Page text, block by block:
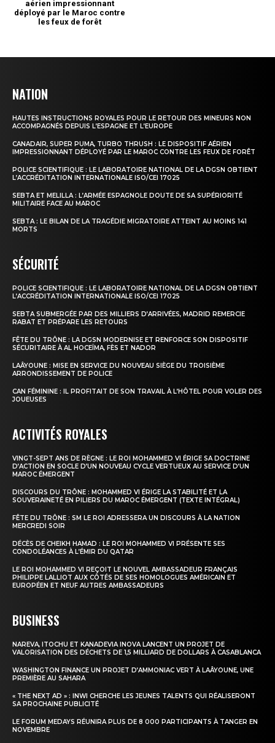
NATION
HAUTES INSTRUCTIONS ROYALES POUR LE RETOUR DES MINEURS NON
ACCOMPAGNÉS DEPUIS L’ESPAGNE ET L’EUROPE
CANADAIR, SUPER PUMA, TURBO THRUSH : LE DISPOSITIF AÉRIEN
IMPRESSIONNANT DÉPLOYÉ PAR LE MAROC CONTRE LES FEUX DE FORÊT
POLICE SCIENTIFIQUE : LE LABORATOIRE NATIONAL DE LA DGSN OBTIENT
L’ACCRÉDITATION INTERNATIONALE ISO/CEI 17025
SEBTA ET MELILLA : L’ARMÉE ESPAGNOLE DOUTE DE SA SUPÉRIORITÉ
MILITAIRE FACE AU MAROC
SEBTA : LE BILAN DE LA TRAGÉDIE MIGRATOIRE ATTEINT AU MOINS 141
MORTS
SÉCURITÉ
POLICE SCIENTIFIQUE : LE LABORATOIRE NATIONAL DE LA DGSN OBTIENT
L’ACCRÉDITATION INTERNATIONALE ISO/CEI 17025
SEBTA SUBMERGÉE PAR DES MILLIERS D’ARRIVÉES, MADRID REMERCIE
RABAT ET PRÉPARE LES RETOURS
FÊTE DU TRÔNE : LA DGSN MODERNISE ET RENFORCE SON DISPOSITIF
SÉCURITAIRE À AL HOCEÏMA, FÈS ET NADOR
LAÂYOUNE : MISE EN SERVICE DU NOUVEAU SIÈGE DU TROISIÈME
ARRONDISSEMENT DE POLICE
CAN FÉMININE : IL PROFITAIT DE SON TRAVAIL À L’HÔTEL POUR VOLER DES
JOUEUSES
ACTIVITÉS ROYALES
VINGT-SEPT ANS DE RÈGNE : LE ROI MOHAMMED VI ÉRIGE SA DOCTRINE
D’ACTION EN SOCLE D’UN NOUVEAU CYCLE VERTUEUX AU SERVICE D’UN
MAROC ÉMERGENT
DISCOURS DU TRÔNE : MOHAMMED VI ÉRIGE LA STABILITÉ ET LA
SOUVERAINETÉ EN PILIERS DU MAROC ÉMERGENT (TEXTE INTÉGRAL)
FÊTE DU TRÔNE : SM LE ROI ADRESSERA UN DISCOURS À LA NATION
MERCREDI SOIR
DÉCÈS DE CHEIKH HAMAD : LE ROI MOHAMMED VI PRÉSENTE SES
CONDOLÉANCES À L’ÉMIR DU QATAR
LE ROI MOHAMMED VI REÇOIT LE NOUVEL AMBASSADEUR FRANÇAIS
PHILIPPE LALLIOT AUX CÔTÉS DE SES HOMOLOGUES AMÉRICAIN ET
EUROPÉEN ET NEUF AUTRES AMBASSADEURS
BUSINESS
NAREVA, ITOCHU ET KANADEVIA INOVA LANCENT UN PROJET DE
VALORISATION DES DÉCHETS DE 1,5 MILLIARD DE DOLLARS À CASABLANCA
WASHINGTON FINANCE UN PROJET D’AMMONIAC VERT À LAÂYOUNE, UNE
PREMIÈRE AU SAHARA
« THE NEXT AD » : INWI CHERCHE LES JEUNES TALENTS QUI RÉALISERONT
SA PROCHAINE PUBLICITÉ
LE FORUM MEDAYS RÉUNIRA PLUS DE 8 000 PARTICIPANTS À TANGER EN
NOVEMBRE